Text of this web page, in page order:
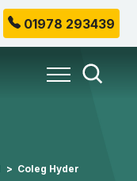
01978 293439
Toggle
Coleg Hyder